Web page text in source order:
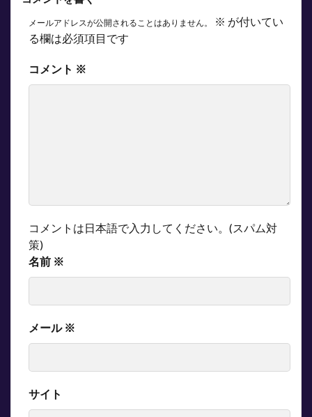
メールアドレスが公開されることはありません。 ※ が付いてい
る欄は必須項目です
コメント ※
コメントは日本語で入力してください。(スパム対
策)
名前 ※
メール ※
サイト